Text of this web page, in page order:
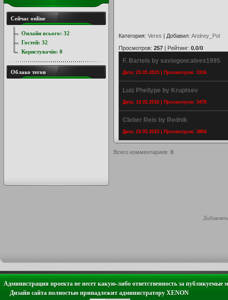
Категория: Veres | Добавил: Andrey_Pol
Просмотров: 257 | Рейтинг: 0.0/0
F. Bartels by saviogoncalves1995
Дата: 23.05.2015 | Просмотров: 3316
Luiz Phellype by Kruptsev
Дата: 13.02.2016 | Просмотров: 3478
Cleber Reis by Rednik
Дата: 23.05.2015 | Просмотров: 3804
Всего комментариев: 0
Сейчас online
Онлайн всього: 32
Гостей: 32
Користувачів: 0
Облако тегов
Администрация проекта не несет какую-либо ответственность за публикуемые
Дизайн сайта полностью принадлежит администратору XENON